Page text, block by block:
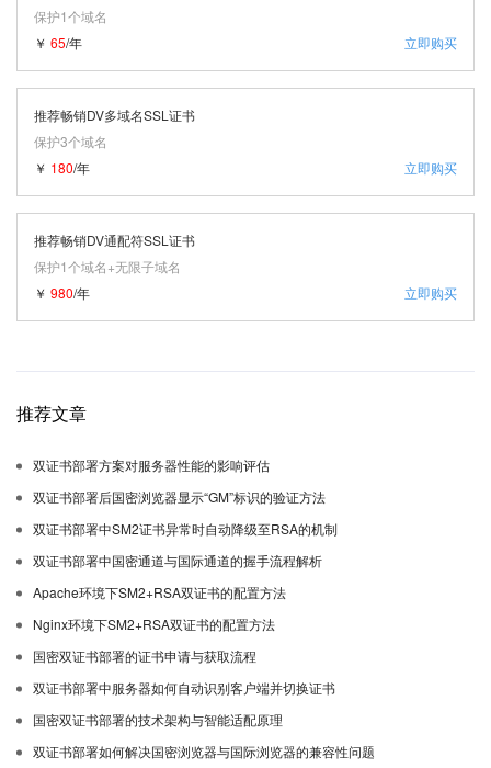
保护1个域名
立即购买
￥ 65/年
推荐畅销DV多域名SSL证书
保护3个域名
立即购买
￥ 180/年
推荐畅销DV通配符SSL证书
保护1个域名+无限子域名
立即购买
￥ 980/年
推荐文章
双证书部署方案对服务器性能的影响评估
双证书部署后国密浏览器显示“GM”标识的验证方法
双证书部署中SM2证书异常时自动降级至RSA的机制
双证书部署中国密通道与国际通道的握手流程解析
Apache环境下SM2+RSA双证书的配置方法
Nginx环境下SM2+RSA双证书的配置方法
国密双证书部署的证书申请与获取流程
双证书部署中服务器如何自动识别客户端并切换证书
国密双证书部署的技术架构与智能适配原理
双证书部署如何解决国密浏览器与国际浏览器的兼容性问题